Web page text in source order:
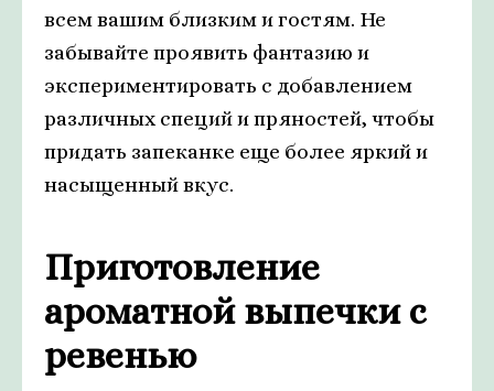
всем вашим близким и гостям. Не
забывайте проявить фантазию и
экспериментировать с добавлением
различных специй и пряностей, чтобы
придать запеканке еще более яркий и
насыщенный вкус.
Приготовление
ароматной выпечки с
ревенью